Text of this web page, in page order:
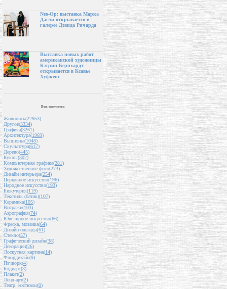
Neo-Op: выставка Марка
Дагли открывается в
галерее Дэвида Ричарда
Выставка новых работ
американской художницы
Кэтрин Бернхардт
открывается в Ксавье
Хуфкенс
Вид искусства
Живопись(22953)
Другое(3334)
Графика(3261)
Архитектура(1969)
Вышивка(1048)
Скульптура(617)
Дерево(445)
Куклы(302)
Компьютерная графика(281)
Художественное фото(273)
Дизайн интерьера(254)
Церковное искусство(196)
Народное искусство(193)
Бижутерия(119)
Текстиль (батик)(107)
Керамика(105)
Витражи(103)
Аэрография(74)
Ювелирное искусство(66)
Фреска, мозаика(64)
Дизайн одежды(61)
Стекло(57)
Графический дизайн(38)
Декорации(26)
Лоскутная картина(14)
Флордизайн(9)
Пэчворк(4)
Бодиарт(3)
Плакат(2)
Ленд-арт(2)
Театр. костюмы(0)